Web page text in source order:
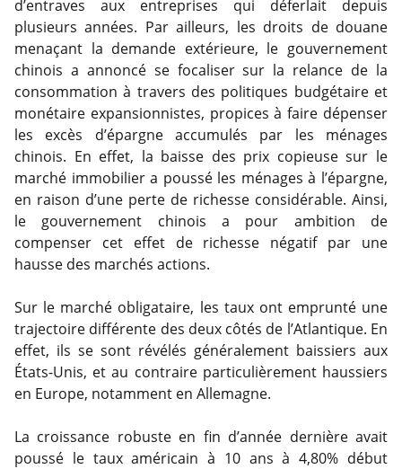
d’entraves aux entreprises qui déferlait depuis
plusieurs années. Par ailleurs, les droits de douane
menaçant la demande extérieure, le gouvernement
chinois a annoncé se focaliser sur la relance de la
consommation à travers des politiques budgétaire et
monétaire expansionnistes, propices à faire dépenser
les excès d’épargne accumulés par les ménages
chinois. En effet, la baisse des prix copieuse sur le
marché immobilier a poussé les ménages à l’épargne,
en raison d’une perte de richesse considérable. Ainsi,
le gouvernement chinois a pour ambition de
compenser cet effet de richesse négatif par une
hausse des marchés actions.
Sur le marché obligataire, les taux ont emprunté une
trajectoire différente des deux côtés de l’Atlantique. En
effet, ils se sont révélés généralement baissiers aux
États-Unis, et au contraire particulièrement haussiers
en Europe, notamment en Allemagne.
La croissance robuste en fin d’année dernière avait
poussé le taux américain à 10 ans à 4,80% début